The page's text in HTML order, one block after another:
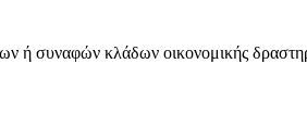
ή συναφών κλάδων οικονομικής